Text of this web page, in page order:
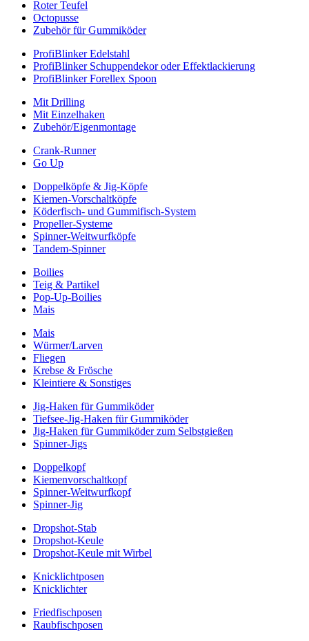
Roter Teufel
Octopusse
Zubehör für Gummiköder
ProfiBlinker Edelstahl
ProfiBlinker Schuppendekor oder Effektlackierung
ProfiBlinker Forellex Spoon
Mit Drilling
Mit Einzelhaken
Zubehör/Eigenmontage
Crank-Runner
Go Up
Doppelköpfe & Jig-Köpfe
Kiemen-Vorschaltköpfe
Köderfisch- und Gummifisch-System
Propeller-Systeme
Spinner-Weitwurfköpfe
Tandem-Spinner
Boilies
Teig & Partikel
Pop-Up-Boilies
Mais
Mais
Würmer/Larven
Fliegen
Krebse & Frösche
Kleintiere & Sonstiges
Jig-Haken für Gummiköder
Tiefsee-Jig-Haken für Gummiköder
Jig-Haken für Gummiköder zum Selbstgießen
Spinner-Jigs
Doppelkopf
Kiemenvorschaltkopf
Spinner-Weitwurfkopf
Spinner-Jig
Dropshot-Stab
Dropshot-Keule
Dropshot-Keule mit Wirbel
Knicklichtposen
Knicklichter
Friedfischposen
Raubfischposen